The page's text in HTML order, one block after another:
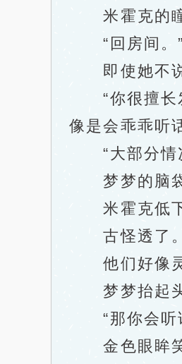
米霍克的瞳
“回房间。”
即使她不说
“你很擅长发
像是会乖乖听
“大部分情
梦梦的脑袋
米霍克低下
古怪透了。
他们好像灵
梦梦抬起头
“那你会听
金色眼眸笑